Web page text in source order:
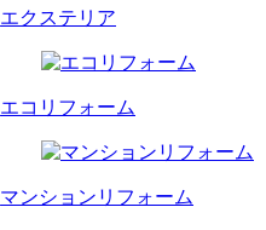
エクステリア
エコリフォーム
マンションリフォーム